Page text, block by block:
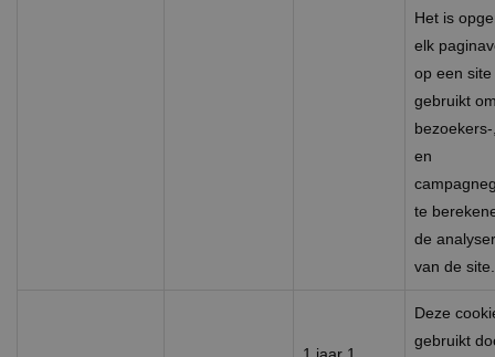
Het is
elk
op een
gebruikt
en
te
de
van de site.
Deze
gebruikt